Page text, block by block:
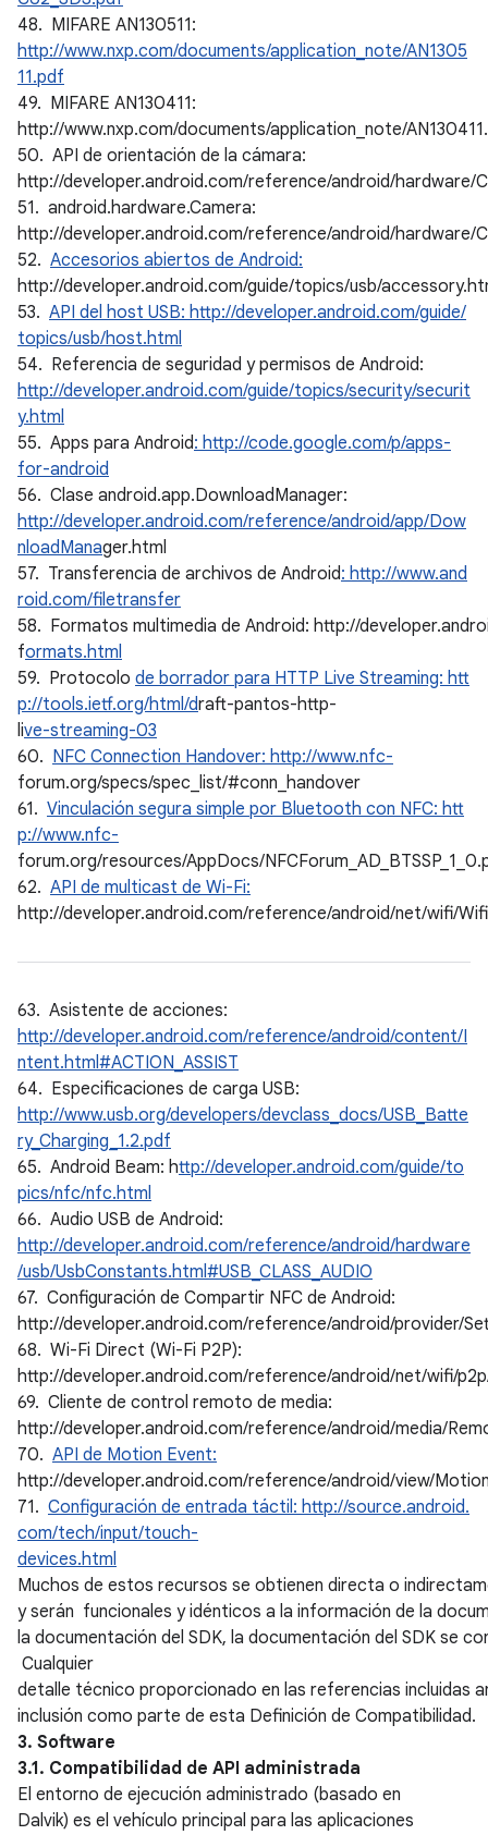
48. MIFARE AN130511:
http://www.nxp.com/documents/application_note/AN1305
11.pdf
49. MIFARE AN130411:
http://www.nxp.com/documents/application_note/
50. API de orientación de la cámara:
http://developer.android.com/reference/android/
51. android.hardware.Camera:
http://developer.android.com/reference/android/hardware/
52. Accesorios abiertos de Android:
http://developer.android.com/guide/topics/usb/
53. API del host USB: http://developer.android.com/guide/
topics/usb/host.html
54. Referencia de seguridad y permisos de Android:
http://developer.android.com/guide/topics/security/securit
y.html
55. Apps para Android: http://code.google.com/p/apps-
for-android
56. Clase android.app.DownloadManager:
http://developer.android.com/reference/android/app/Dow
nloadManager.html
57. Transferencia de archivos de Android: http://www.and
roid.com/filetransfer
58. Formatos multimedia de Android: http://
formats.html
59. Protocolo de borrador para HTTP Live Streaming: htt
p://tools.ietf.org/html/draft-pantos-http-
live-streaming-03
60. NFC Connection Handover: http://www.nfc-
forum.org/specs/spec_list/#conn_handover
61. Vinculación segura simple por Bluetooth con NFC: htt
p://www.nfc-
forum.org/resources/AppDocs/
62. API de multicast de Wi-Fi:
http://developer.android.com/reference/android/net/wifi/
63. Asistente de acciones:
http://developer.android.com/reference/android/content/I
ntent.html#ACTION_ASSIST
64. Especificaciones de carga USB:
http://www.usb.org/developers/devclass_docs/USB_Batte
ry_Charging_1.2.pdf
65. Android Beam: http://developer.android.com/guide/to
pics/nfc/nfc.html
66. Audio USB de Android:
http://developer.android.com/reference/android/hardware
/usb/UsbConstants.html#USB_CLASS_AUDIO
67. Configuración de Compartir NFC de Android:
http://developer.android.com/reference/android/provider/
68. Wi-Fi Direct (Wi-Fi P2P):
http://developer.android.com/reference/android/net/wifi/
69. Cliente de control remoto de media:
http://developer.android.com/reference/android/media/
70. API de Motion Event:
http://developer.android.com/reference/android/view/
71. Configuración de entrada táctil: http://source.android.
com/tech/input/touch-
devices.html
Muchos de estos recursos se obtienen directa o
y serán funcionales y idénticos a la información de la
la documentación del SDK, la documentación del SDK se
Cualquier
detalle técnico proporcionado en las referencias incluidas
inclusión como parte de esta Definición de Compatibilidad.
3. Software
3.1. Compatibilidad de API administrada
El entorno de ejecución administrado (basado en
Dalvik) es el vehículo principal para las aplicaciones